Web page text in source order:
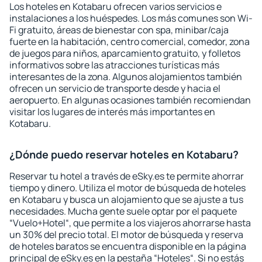
Los hoteles en Kotabaru ofrecen varios servicios e
instalaciones a los huéspedes. Los más comunes son Wi-
Fi gratuito, áreas de bienestar con spa, minibar/caja
fuerte en la habitación, centro comercial, comedor, zona
de juegos para niños, aparcamiento gratuito, y folletos
informativos sobre las atracciones turísticas más
interesantes de la zona. Algunos alojamientos también
ofrecen un servicio de transporte desde y hacia el
aeropuerto. En algunas ocasiones también recomiendan
visitar los lugares de interés más importantes en
Kotabaru.
¿Dónde puedo reservar hoteles en Kotabaru?
Reservar tu hotel a través de eSky.es te permite ahorrar
tiempo y dinero. Utiliza el motor de búsqueda de hoteles
en Kotabaru y busca un alojamiento que se ajuste a tus
necesidades. Mucha gente suele optar por el paquete
“Vuelo+Hotel“, que permite a los viajeros ahorrarse hasta
un 30% del precio total. El motor de búsqueda y reserva
de hoteles baratos se encuentra disponible en la página
principal de eSky.es en la pestaña “Hoteles“. Si no estás